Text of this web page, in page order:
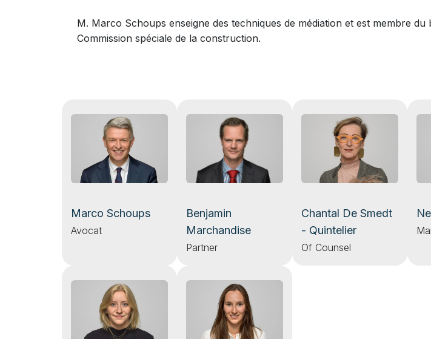
M. Marco Schoups enseigne des techniques de médiation et est membre
Commission spéciale de la construction.
Marco Schoups
Avocat
Benjamin
Marchandise
Partner
Chantal De Smedt
- Quintelier
Of Counsel